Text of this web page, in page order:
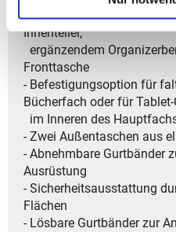
inklusive Bücherfach und
Innenteiler,
ergänzendem
Fronttasche
- Befestigungsoption für
Bücherfach oder für
im Inneren des
- Zwei Außentaschen aus
- Abnehmbare Gurtbänder
Ausrüstung
- Sicherheitsausstattung
Flächen
- Lösbare Gurtbänder zur